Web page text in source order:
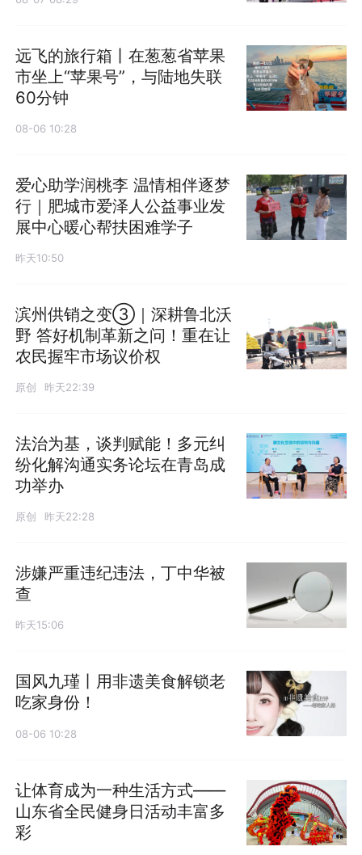
远飞的旅行箱丨在葱葱省苹果
市坐上“苹果号”，与陆地失联
60分钟
08-06 10:28
爱心助学润桃李 温情相伴逐梦
行｜肥城市爱泽人公益事业发
展中心暖心帮扶困难学子
昨天10:50
滨州供销之变③｜深耕鲁北沃
野 答好机制革新之问！重在让
农民握牢市场议价权
原创 昨天22:39
法治为基，谈判赋能！多元纠
纷化解沟通实务论坛在青岛成
功举办
原创 昨天22:28
涉嫌严重违纪违法，丁中华被
查
昨天15:06
国风九瑾丨用非遗美食解锁老
吃家身份！
08-06 10:28
让体育成为一种生活方式——
山东省全民健身日活动丰富多
彩